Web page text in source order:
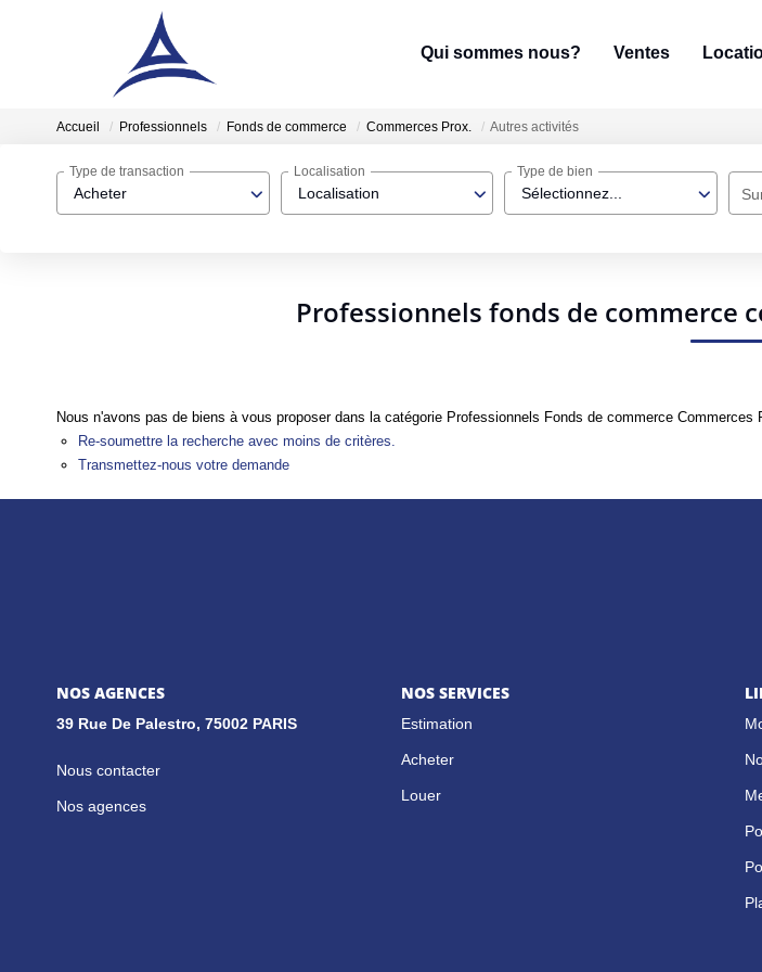
Qui sommes nous? Ventes
Accueil Professionnels Fonds de commerce Commerces Prox. Autres activités
Acheter
Type de transaction
Localisation
Localisation
Sélectionnez...
Type de bien
Professionnels fonds de commerce
Nous n'avons pas de biens à vous proposer dans la catégorie Professionnels Fonds de commerce
Re-soumettre la recherche avec moins de critères.
Transmettez-nous votre demande
NOS AGENCES
39 Rue De Palestro, 75002 PARIS
Nous contacter
Nos agences
NOS SERVICES
Estimation
Acheter
Louer